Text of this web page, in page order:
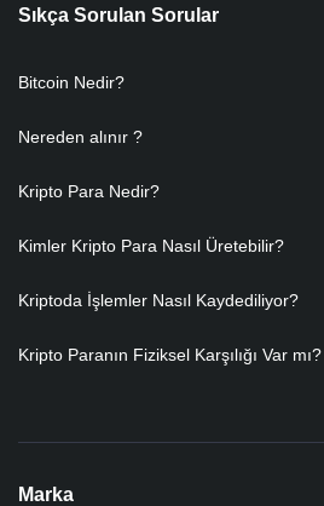
Sıkça Sorulan Sorular
Bitcoin Nedir?
Nereden alınır ?
Kripto Para Nedir?
Kimler Kripto Para Nasıl Üretebilir?
Kriptoda İşlemler Nasıl Kaydediliyor?
Kripto Paranın Fiziksel Karşılığı Var mı?
Marka